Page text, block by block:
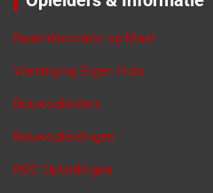
Raamdecoratie op Maat
Vereniging Eigen Huis
Bouwopleiders
Bouwopleidingen
ROC Opleidingen